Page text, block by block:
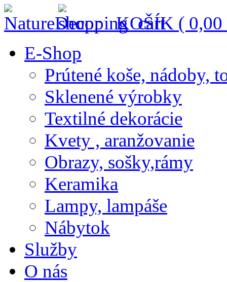
KOŠÍK ( 0,00
E-Shop
Prútené koše, nádoby,
Sklenené výrobky
Textilné dekorácie
Kvety , aranžovanie
Obrazy, sošky,rámy
Keramika
Lampy, lampáše
Nábytok
Služby
O nás